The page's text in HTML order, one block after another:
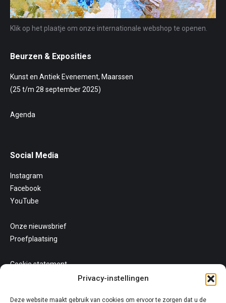
Privacy-instellingen
Deze website maakt gebruik van cookies om ervoor te zorgen dat u de
Klik op het plaatje om onze internationale webshop te openen.
Beurzen & Exposities
Kunst en Antiek Evenement, Maarssen
(25 t/m 28 september 2025)
Agenda
Social Media
Instagram
Facebook
YouTube
Onze nieuwsbrief
Proefplaatsing
Cookie statement